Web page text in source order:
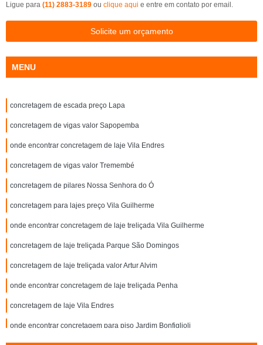
Ligue para (11) 2883-3189 ou clique aqui e entre em contato por email.
Solicite um orçamento
MENU
concretagem de escada preço Lapa
concretagem de vigas valor Sapopemba
onde encontrar concretagem de laje Vila Endres
concretagem de vigas valor Tremembé
concretagem de pilares Nossa Senhora do Ó
concretagem para lajes preço Vila Guilherme
onde encontrar concretagem de laje treliçada Vila Guilherme
concretagem de laje treliçada Parque São Domingos
concretagem de laje treliçada valor Artur Alvim
onde encontrar concretagem de laje treliçada Penha
concretagem de laje Vila Endres
onde encontrar concretagem para piso Jardim Bonfiglioli